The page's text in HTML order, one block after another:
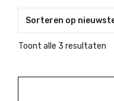
Toont alle 3 resultaten